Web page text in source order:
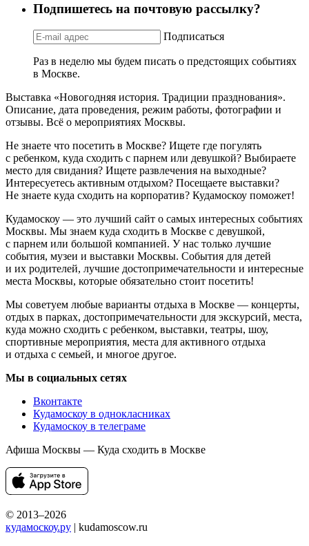
Подпишетесь на почтовую рассылку?
Подписаться
Раз в неделю мы будем писать о предстоящих событиях
в Москве.
Выставка «Новогодняя история. Традиции празднования».
Описание, дата проведения, режим работы, фотографии и
отзывы. Всё о мероприятиях Москвы.
Не знаете что посетить в Москве? Ищете где погулять
с ребенком, куда сходить с парнем или девушкой? Выбираете
место для свидания? Ищете развлечения на выходные?
Интересуетесь активным отдыхом? Посещаете выставки?
Не знаете куда сходить на корпоратив? Кудамоскоу поможет!
Кудамоскоу — это лучший сайт о самых интересных событиях
Москвы. Мы знаем куда сходить в Москве с девушкой,
с парнем или большой компанией. У нас только лучшие
события, музеи и выставки Москвы. События для детей
и их родителей, лучшие достопримечательности и интересные
места Москвы, которые обязательно стоит посетить!
Мы советуем любые варианты отдыха в Москве — концерты,
отдых в парках, достопримечательности для экскурсий, места,
куда можно сходить с ребенком, выставки, театры, шоу,
спортивные мероприятия, места для активного отдыха
и отдыха с семьей, и многое другое.
Мы в социальных сетях
Вконтакте
Кудамоскоу в однокласниках
Кудамоскоу в телеграме
Афиша Москвы — Куда сходить в Москве
© 2013–2026
кудамоскоу.ру | kudamoscow.ru